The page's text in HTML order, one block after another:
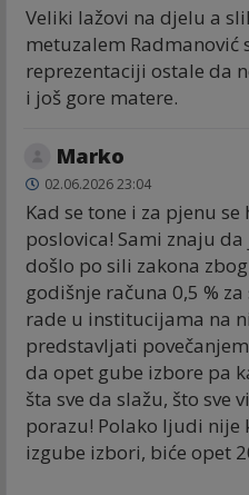
Veliki lažovi na djelu a
metuzalem Radmanović
reprezentaciji ostale da
i još gore matere.
Marko
02.06.2026 23:04
Kad se tone i za pjenu
poslovica! Sami znaju
došlo po sili zakona
godišnje računa 0,5 %
rade u institucijama na
predstavljati
da opet gube izbore pa
šta sve da slažu, što sve
porazu! Polako ljudi nije
izgube izbori, biće opet